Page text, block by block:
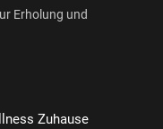
Erholung und
Zuhause